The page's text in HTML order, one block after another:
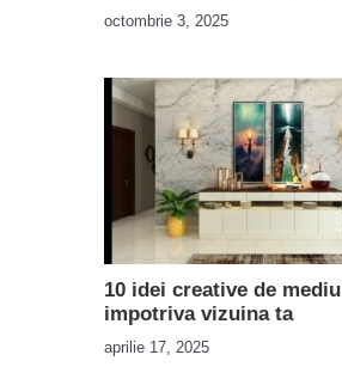
octombrie 3, 2025
10 idei creative de mediu
impotriva vizuina ta
aprilie 17, 2025